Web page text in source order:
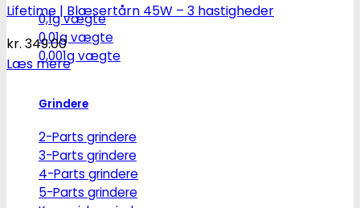
0,1g vægte
0,01g vægte
0,001g vægte
Grindere
2-Parts grindere
3-Parts grindere
4-Parts grindere
5-Parts grindere
Lifetime | Blæsertårn 45W – 3 hastigheder
kr. 349.00
Læs mere